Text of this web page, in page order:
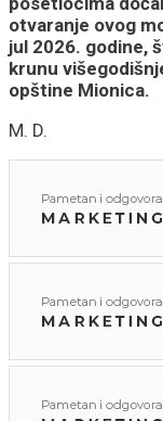
otvaranje ovog
jul 2026. godine,
krunu
opštine Mionica.
M. D.